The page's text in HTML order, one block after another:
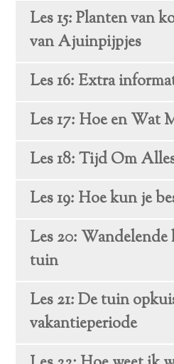
Les 15: Planten van
van Ajuinpijpjes
Les 16: Extra
Les 17: Hoe en Wat
Les 18: Tijd Om
Les 19: Hoe kun je
Les 20:
tuin
Les 21: De tuin
vakantieperiode